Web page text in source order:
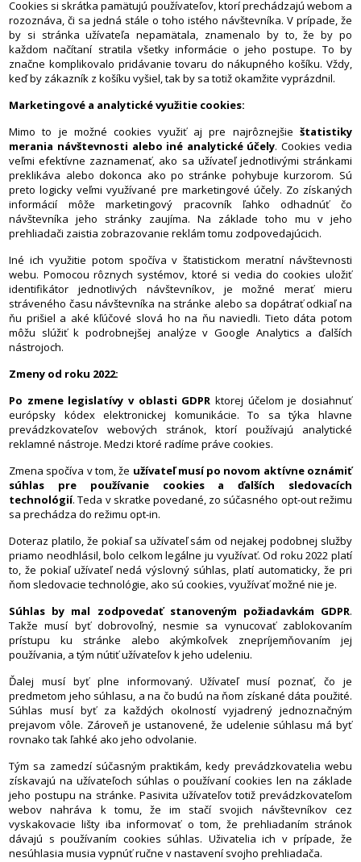
Cookies si skrátka pamätujú používateľov, ktorí prechádzajú webom a
rozoznáva, či sa jedná stále o toho istého návštevníka. V prípade, že
by si stránka užívateľa nepamätala, znamenalo by to, že by po
každom načítaní stratila všetky informácie o jeho postupe. To by
značne komplikovalo pridávanie tovaru do nákupného košíku. Vždy,
keď by zákazník z košíku vyšiel, tak by sa totiž okamžite vyprázdnil.
Marketingové a analytické využitie cookies:
Mimo to je možné cookies využiť aj pre najrôznejšie štatistiky
merania návštevnosti alebo iné analytické účely. Cookies vedia
veľmi efektívne zaznamenať, ako sa užívateľ jednotlivými stránkami
preklikáva alebo dokonca ako po stránke pohybuje kurzorom. Sú
preto logicky veľmi využívané pre marketingové účely. Zo získaných
informácií môže marketingový pracovník ľahko odhadnúť čo
návštevníka jeho stránky zaujíma. Na základe toho mu v jeho
prehliadači zaistia zobrazovanie reklám tomu zodpovedajúcich.
Iné ich využitie potom spočíva v štatistickom meratní návštevnosti
webu. Pomocou rôznych systémov, ktoré si vedia do cookies uložiť
identifikátor jednotlivých návštevníkov, je možné merať mieru
stráveného času návštevníka na stránke alebo sa dopátrať odkiaľ na
ňu prišiel a aké kľúčové slová ho na ňu naviedli. Tieto dáta potom
môžu slúžiť k podrobnejšej analýze v Google Analytics a ďalších
nástrojoch.
Zmeny od roku 2022:
Po zmene legislatívy v oblasti GDPR ktorej účelom je dosiahnuť
európsky kódex elektronickej komunikácie. To sa týka hlavne
prevádzkovateľov webových stránok, ktorí používajú analytické
reklamné nástroje. Medzi ktoré radíme práve cookies.
Zmena spočíva v tom, že užívateľ musí po novom aktívne oznámiť
súhlas pre používanie cookies a ďalších sledovacích
technológií. Teda v skratke povedané, zo súčasného opt-out režimu
sa prechádza do režimu opt-in.
Doteraz platilo, že pokiaľ sa užívateľ sám od nejakej podobnej služby
priamo neodhlásil, bolo celkom legálne ju využívať. Od roku 2022 platí
to, že pokiaľ užívateľ nedá výslovný súhlas, platí automaticky, že pri
ňom sledovacie technológie, ako sú cookies, využívať možné nie je.
Súhlas by mal zodpovedať stanoveným požiadavkám GDPR.
Takže musí byť dobrovoľný, nesmie sa vynucovať zablokovaním
prístupu ku stránke alebo akýmkoľvek znepríjemňovaním jej
používania, a tým nútiť užívateľov k jeho udeleniu.
Ďalej musí byť plne informovaný. Užívateľ musí poznať, čo je
predmetom jeho súhlasu, a na čo budú na ňom získané dáta použité.
Súhlas musí byť za každých okolností vyjadrený jednoznačným
prejavom vôle. Zároveň je ustanovené, že udelenie súhlasu má byť
rovnako tak ľahké ako jeho odvolanie.
Tým sa zamedzí súčasným praktikám, kedy prevádzkovatelia webu
získavajú na užívateľoch súhlas o používaní cookies len na základe
jeho postupu na stránke. Pasivita užívateľov totiž prevádzkovateľom
webov nahráva k tomu, že im stačí svojich návštevníkov cez
vyskakovacie lišty iba informovať o tom, že prehliadaním stránok
dávajú s používaním cookies súhlas. Uživatelia ich v prípade, že
nesúhlasia musia vypnúť ručne v nastavení svojho prehliadača.